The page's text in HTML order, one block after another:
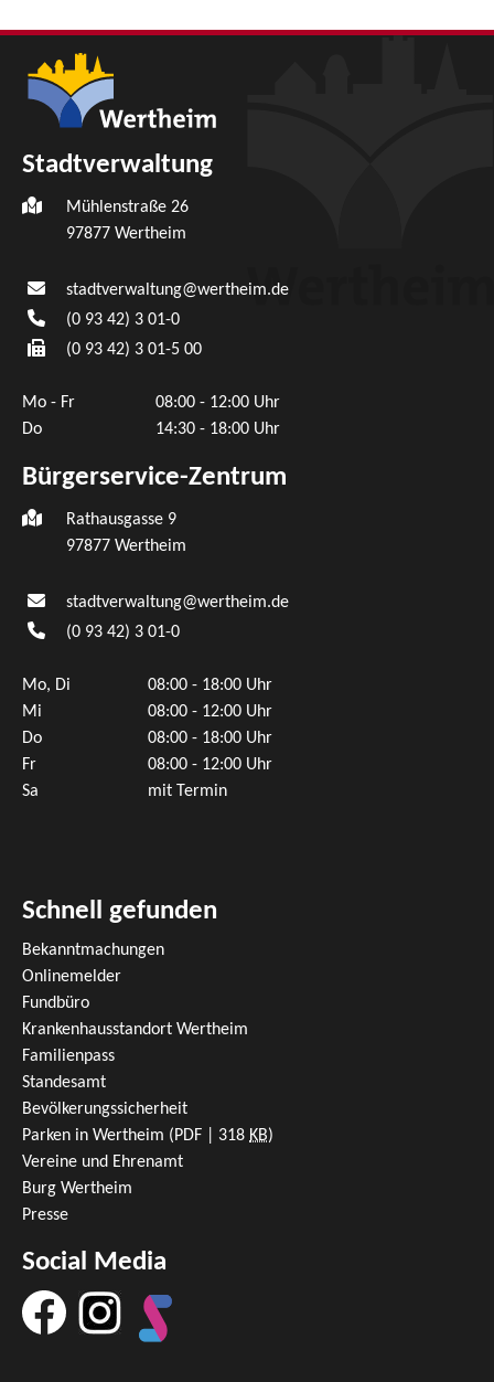
Stadtverwaltung
Mühlenstraße 26
97877 Wertheim
stadtverwaltung@wertheim.de
(0 93 42) 3 01-0
(0 93 42) 3 01-5 00
Mo - Fr
08:00 - 12:00 Uhr
Do
14:30 - 18:00 Uhr
Bürgerservice-Zentrum
Rathausgasse 9
97877 Wertheim
stadtverwaltung@wertheim.de
(0 93 42) 3 01-0
Mo, Di
08:00 - 18:00 Uhr
Mi
08:00 - 12:00 Uhr
Do
08:00 - 18:00 Uhr
Fr
08:00 - 12:00 Uhr
Sa
mit Termin
Schnell gefunden
Bekanntmachungen
Onlinemelder
Fundbüro
Krankenhausstandort Wertheim
Familienpass
Standesamt
Bevölkerungssicherheit
Parken in Wertheim (PDF | 318 KB)
Vereine und Ehrenamt
Burg Wertheim
Presse
Social Media